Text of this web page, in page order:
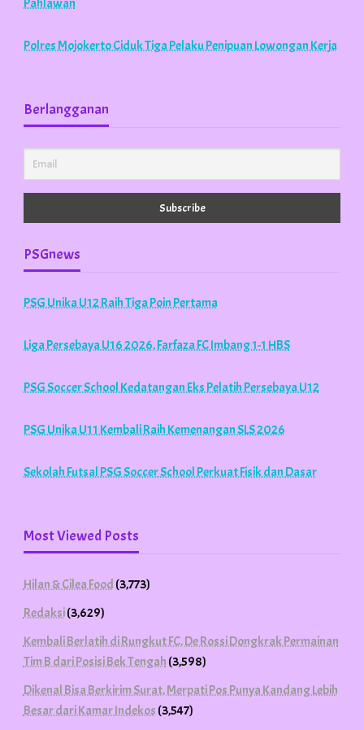
Pahlawan
Polres Mojokerto Ciduk Tiga Pelaku Penipuan Lowongan Kerja
Berlangganan
PSGnews
PSG Unika U12 Raih Tiga Poin Pertama
Liga Persebaya U16 2026, Farfaza FC Imbang 1-1 HBS
PSG Soccer School Kedatangan Eks Pelatih Persebaya U12
PSG Unika U11 Kembali Raih Kemenangan SLS 2026
Sekolah Futsal PSG Soccer School Perkuat Fisik dan Dasar
Most Viewed Posts
Hilan & Cilea Food (3,773)
Redaksi(3,629)
Kembali Berlatih di Rungkut FC, De Rossi Dongkrak Permainan
Tim B dari Posisi Bek Tengah (3,598)
Dikenal Bisa Berkirim Surat, Merpati Pos Punya Kandang Lebih
Besar dari Kamar Indekos (3,547)